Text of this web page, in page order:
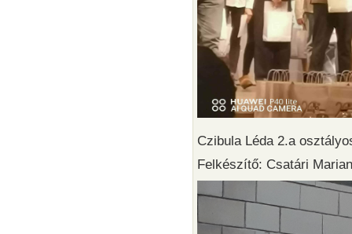
Czibula Léda 2.a
Felkészítő: Csatári